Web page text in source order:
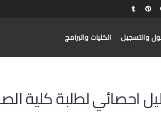
والتسجيل الكليات والبرامج
احصائي لطلبة كلية